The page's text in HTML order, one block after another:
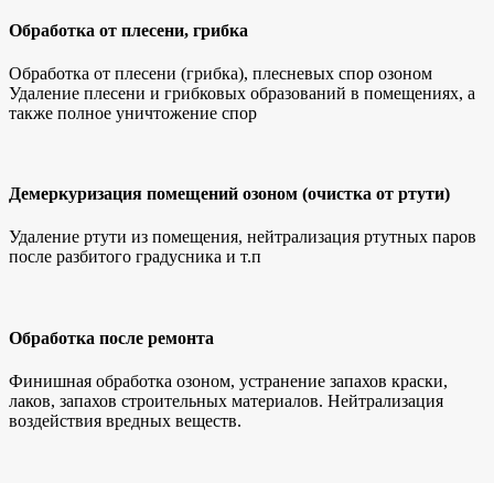
Обработка от плесени, грибка
Обработка от плесени (грибка), плесневых спор озоном
Удаление плесени и грибковых образований в помещениях, а
также полное уничтожение спор
Демеркуризация помещений озоном (очистка от ртути)
Удаление ртути из помещения, нейтрализация ртутных паров
после разбитого градусника и т.п
Обработка после ремонта
Финишная обработка озоном, устранение запахов краски,
лаков, запахов строительных материалов. Нейтрализация
воздействия вредных веществ.